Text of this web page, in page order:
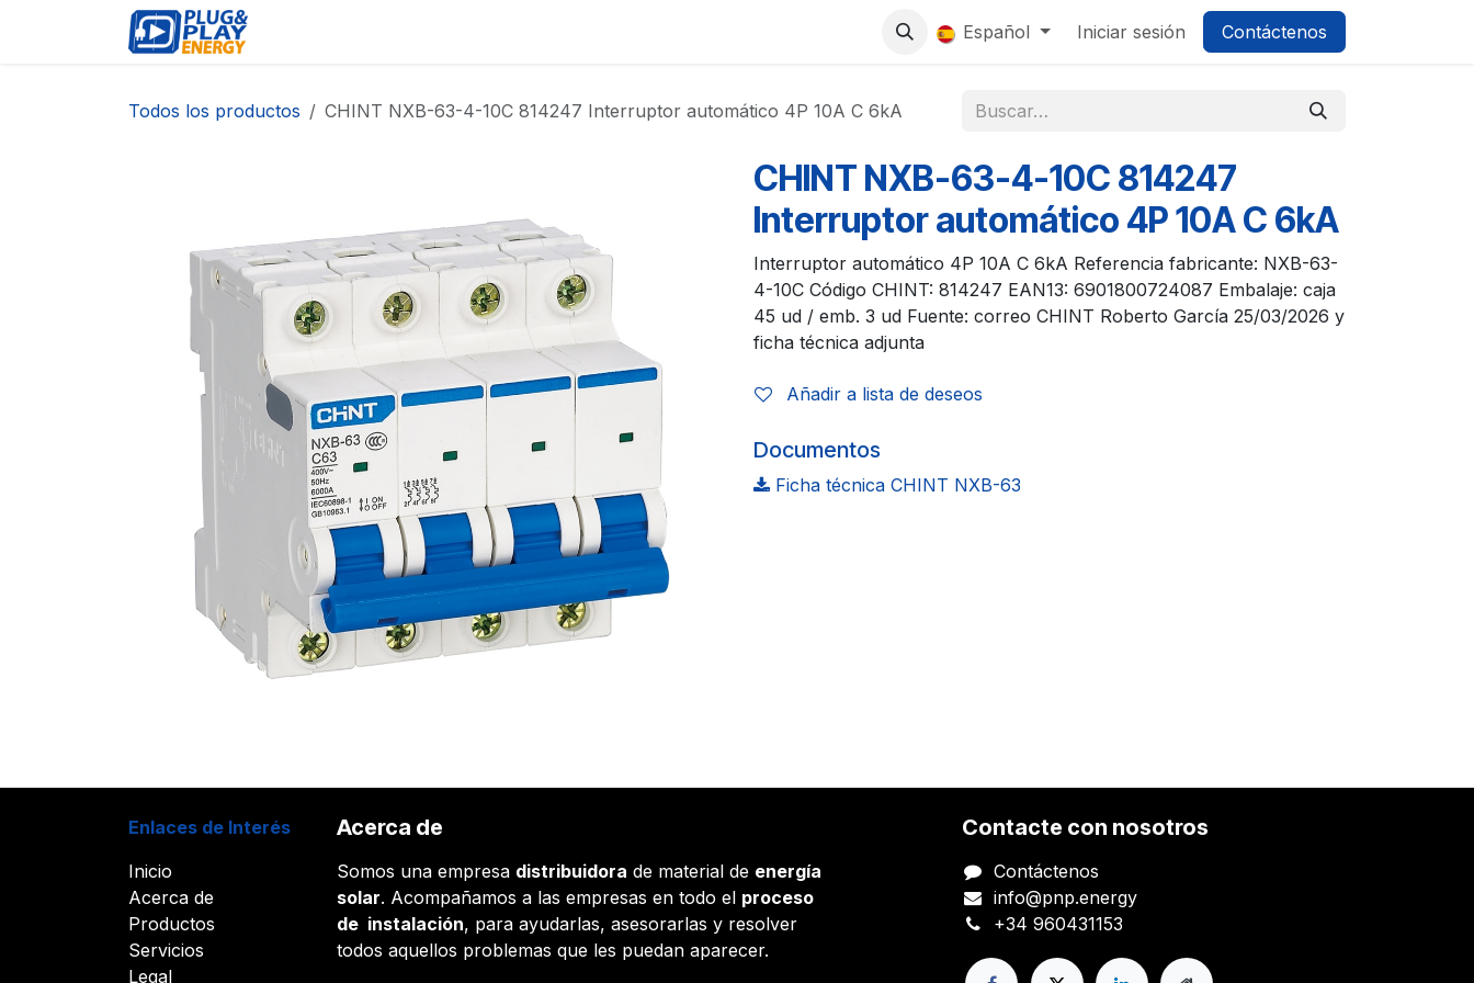
0 Español Iniciar sesión Contáctenos
Todos los productos CHINT NXB-63-4-10C 814247 Interruptor automático 4P 10A C 6kA
CHINT NXB-63-4-10C 814247
Interruptor automático 4P 10A C 6kA
Interruptor automático 4P 10A C 6kA Referencia fabricante: NXB-63-
4-10C Código CHINT: 814247 EAN13: 6901800724087 Embalaje: caja
45 ud / emb. 3 ud Fuente: correo CHINT Roberto García 25/03/2026 y
ficha técnica adjunta
Añadir a lista de deseos
Documentos
Ficha técnica CHINT NXB-63
Enlaces de Interés
Inicio
Acerca de
Productos
Servicios
Legal
Acerca de
Somos una empresa distribuidora de material de energía
solar. Acompañamos a las empresas en todo el proceso
de instalación, para ayudarlas, asesorarlas y resolver
todos aquellos problemas que les puedan aparecer.
Contacte con nosotros
Contáctenos
info@pnp.energy
+34 960431153